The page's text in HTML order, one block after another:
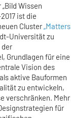
Wissen
ist die
Cluster „Matters
Universität zu
der
Grundlagen für eine
Vision des
aktive Bauformen
zu entwickeln,
verschränken. Mehr
für